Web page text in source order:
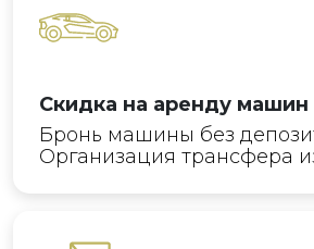
Cкидка на аренду машин
Бронь машины без
Организация трансфера